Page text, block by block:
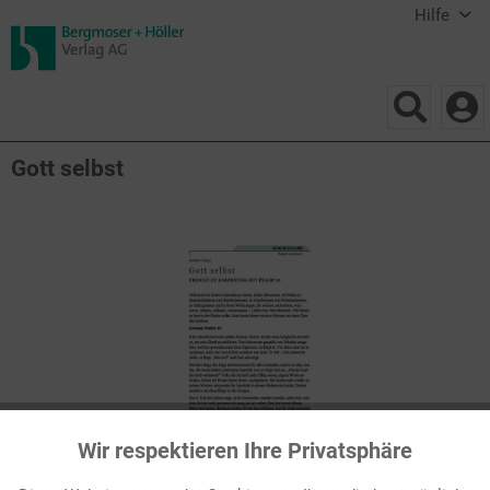
Hilfe
Gott selbst
Funktionale Aktiv
Wir respektieren Ihre Privatsphäre